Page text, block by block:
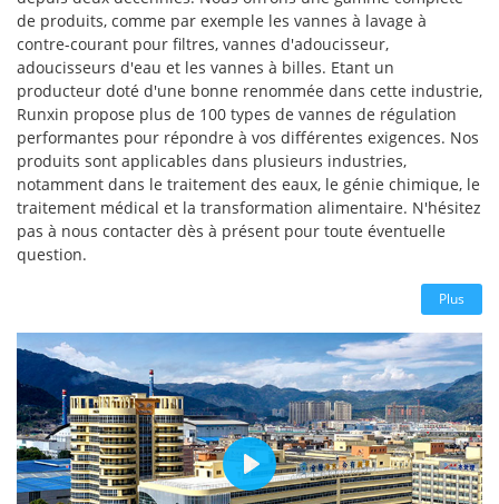
de produits, comme par exemple les vannes à lavage à
contre-courant pour filtres, vannes d'adoucisseur,
adoucisseurs d'eau et les vannes à billes. Etant un
producteur doté d'une bonne renommée dans cette industrie,
Runxin propose plus de 100 types de vannes de régulation
performantes pour répondre à vos différentes exigences. Nos
produits sont applicables dans plusieurs industries,
notamment dans le traitement des eaux, le génie chimique, le
traitement médical et la transformation alimentaire. N'hésitez
pas à nous contacter dès à présent pour toute éventuelle
question.
Plus
Play